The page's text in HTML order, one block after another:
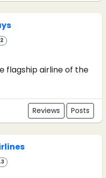
flagship airline of the
Reviews Posts